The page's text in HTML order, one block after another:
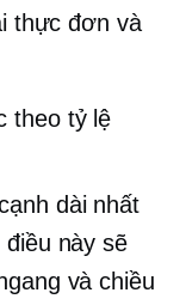
thực đơn và
theo tỷ lệ
dài nhất
này sẽ
và chiều